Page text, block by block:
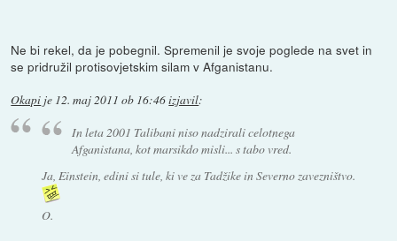
Ne bi rekel, da je pobegnil. Spremenil je svoje poglede na svet in
se pridružil protisovjetskim silam v Afganistanu.
Okapi je 12. maj 2011 ob 16:46izjavil:
In leta 2001 Talibani niso nadzirali celotnega
Afganistana, kot marsikdo misli... s tabo vred.
Ja, Einstein, edini si tule, ki ve za Tadžike in Severno zavezništvo.
O.